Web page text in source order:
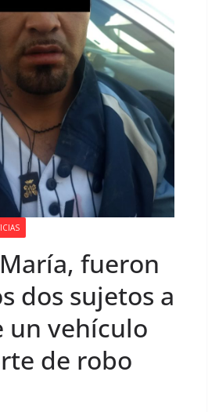
María, fueron
dos sujetos a
un vehículo
de robo